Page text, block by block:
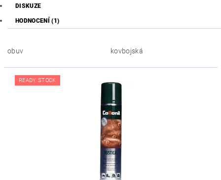
DISKUZE
HODNOCENÍ (1)
obuv kovbojská
READY STOCK